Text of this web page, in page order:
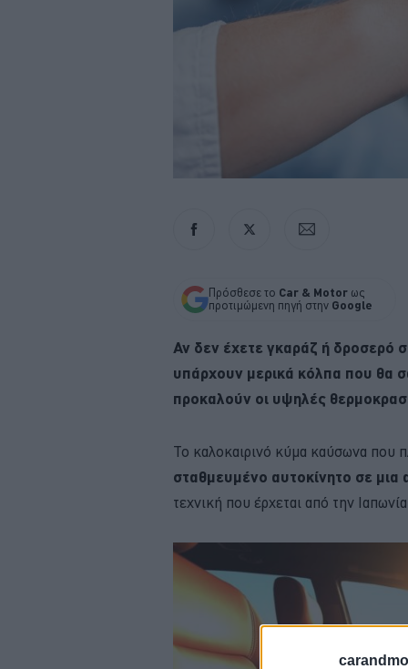
Πρόσθεσε το Car & Motor ως
προτιμώμενη πηγή στην Google
Αν δεν έχετε γκαράζ ή δροσερό
υπάρχουν μερικά κόλπα που θα
προκαλούν οι υψηλές
Το καλοκαιρινό κύμα καύσωνα που
σταθμευμένο αυτοκίνητο σε μια
τεχνική που έρχεται από την